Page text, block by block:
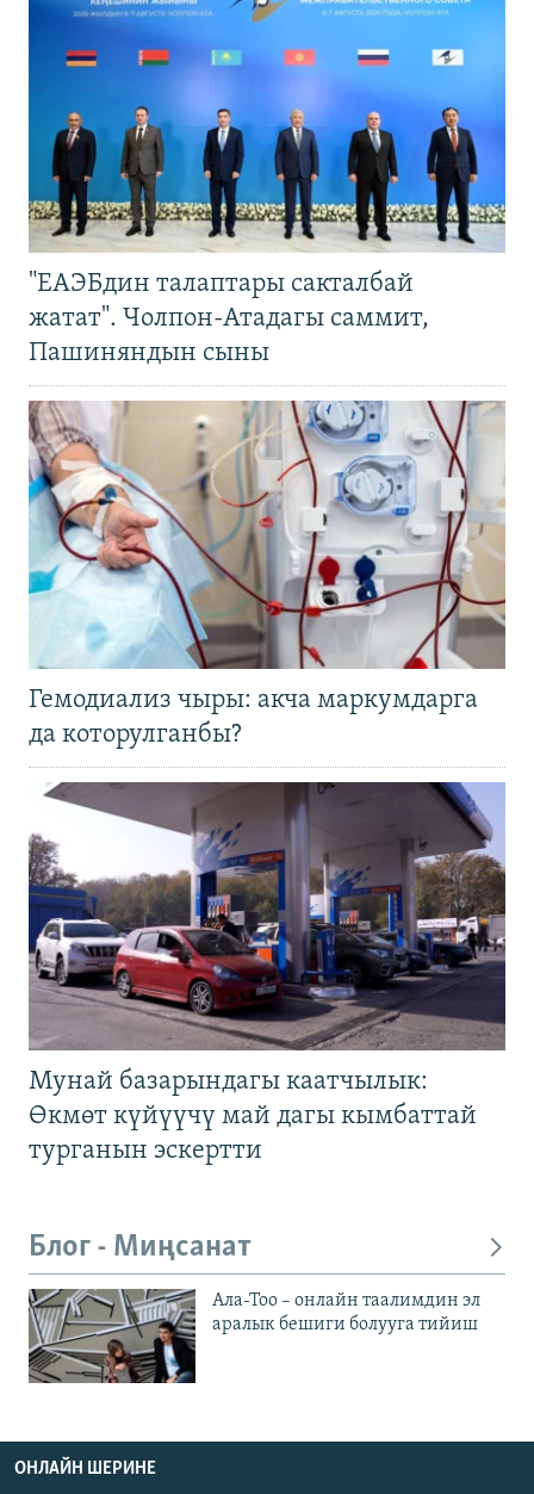
"ЕАЭБдин талаптары сакталбай
жатат". Чолпон-Атадагы саммит,
Пашиняндын сыны
Гемодиализ чыры: акча маркумдарга
да которулганбы?
Мунай базарындагы каатчылык:
Өкмөт күйүүчү май дагы кымбаттай
турганын эскертти
Блог - Миңсанат
Ала-Тоо – онлайн таалимдин эл
аралык бешиги болууга тийиш
ОНЛАЙН ШЕРИНЕ